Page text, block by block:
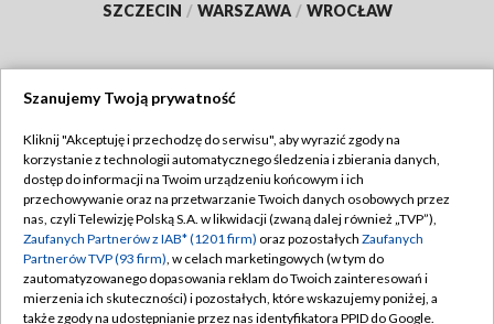
SZCZECIN / WARSZAWA / WROCŁAW
TVP
Abonament TVP
Emisja w TVP
Centrum informacji TVP
Naziemna Telewizja Cyfrowa
Regulamin TVP
Polityka prywatności
Moje zgody
Pomoc
Szanujemy Twoją prywatność
Kliknij "Akceptuję i przechodzę do serwisu", aby wyrazić zgody na
korzystanie z technologii automatycznego śledzenia i zbierania danych,
dostęp do informacji na Twoim urządzeniu końcowym i ich
przechowywanie oraz na przetwarzanie Twoich danych osobowych przez
nas, czyli Telewizję Polską S.A. w likwidacji (zwaną dalej również „TVP”),
Zaufanych Partnerów z IAB* (1201 firm) oraz pozostałych Zaufanych
Partnerów TVP (93 firm), w celach marketingowych (w tym do
zautomatyzowanego dopasowania reklam do Twoich zainteresowań i
mierzenia ich skuteczności) i pozostałych, które wskazujemy poniżej, a
także zgody na udostępnianie przez nas identyfikatora PPID do Google.